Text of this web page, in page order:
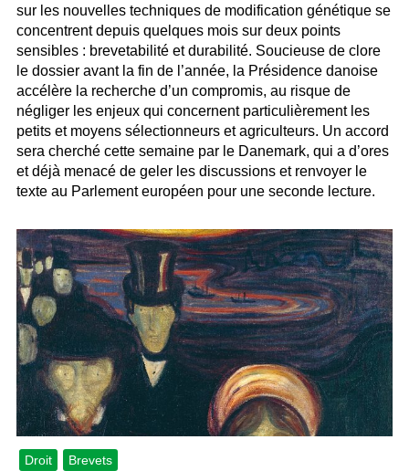
sur les nouvelles techniques de modification génétique se
concentrent depuis quelques mois sur deux points
sensibles : brevetabilité et durabilité. Soucieuse de clore
le dossier avant la fin de l’année, la Présidence danoise
accélère la recherche d’un compromis, au risque de
négliger les enjeux qui concernent particulièrement les
petits et moyens sélectionneurs et agriculteurs. Un accord
sera cherché cette semaine par le Danemark, qui a d’ores
et déjà menacé de geler les discussions et renvoyer le
texte au Parlement européen pour une seconde lecture.
Droit Brevets